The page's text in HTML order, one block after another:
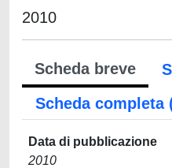
2010
Scheda breve
Scheda completa
Data di pubblicazione
2010